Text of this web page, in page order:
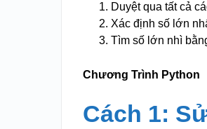
Duyệt qua tất cả
Xác định số lớn
Tìm số lớn nhì
Chương Trình Python
Cách 1: